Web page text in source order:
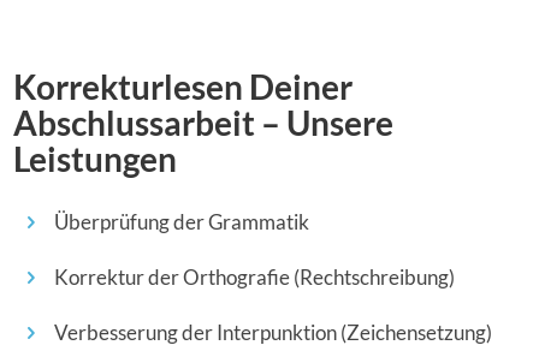
Korrekturlesen Deiner
Abschlussarbeit – Unsere
Leistungen
Überprüfung der Grammatik
Korrektur der Orthografie (Rechtschreibung)
Verbesserung der Interpunktion (Zeichensetzung)